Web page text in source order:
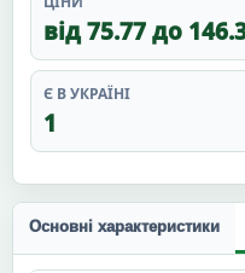
від 75.77 до
Є В УКРАЇНІ
1
Основні характеристики